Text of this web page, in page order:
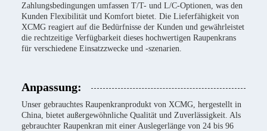
Zahlungsbedingungen umfassen T/T- und L/C-Optionen, was den
Kunden Flexibilität und Komfort bietet. Die Lieferfähigkeit von
XCMG reagiert auf die Bedürfnisse der Kunden und gewährleistet
die rechtzeitige Verfügbarkeit dieses hochwertigen Raupenkrans
für verschiedene Einsatzzwecke und -szenarien.
Anpassung:
Unser gebrauchtes Raupenkranprodukt von XCMG, hergestellt in
China, bietet außergewöhnliche Qualität und Zuverlässigkeit. Als
gebrauchter Raupenkran mit einer Auslegerlänge von 24 bis 96